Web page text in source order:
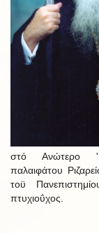
στό Ανώτερο
παλαιφάτου
τοϋ
πτυχιοΰχος.